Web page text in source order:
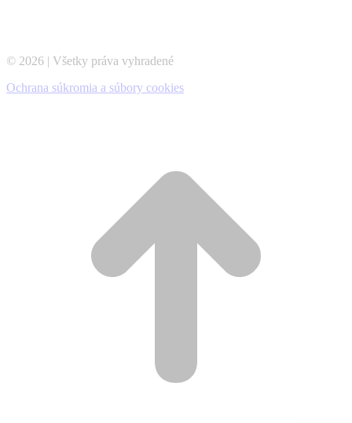
© 2026 | Všetky práva vyhradené
Ochrana súkromia a súbory cookies